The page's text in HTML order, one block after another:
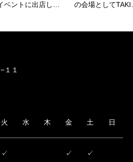
ベントに出店しま
の会場として
た
１１
火 水 木 金 土 日
✓ ✓ ✓